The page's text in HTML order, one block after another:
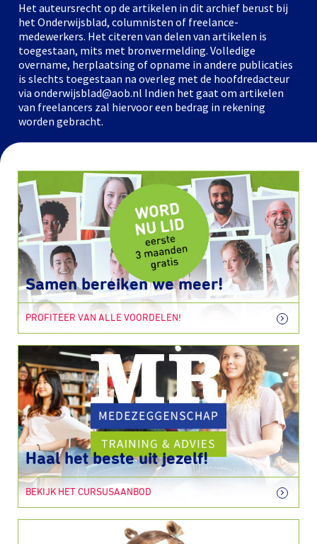
Het auteursrecht op de artikelen in dit archief berust bij
het Onderwijsblad, columnisten of freelance-
medewerkers. Het citeren van delen van artikelen is
toegestaan, mits met bronvermelding. Volledige
overname, herplaatsing of opname in andere publicaties
is slechts toegestaan na overleg met de hoofdredacteur
via onderwijsblad@aob.nl Indien het gaat om artikelen
van freelancers zal hiervoor een bedrag in rekening
worden gebracht.
Samen bereiken we meer!
PROFITEER VAN ALLE VOORDELEN!
Haal het beste uit jezelf!
BEKIJK HET CURSUSAANBOD